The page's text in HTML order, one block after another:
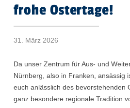
frohe Ostertage!
31. März 2026
Da unser Zentrum für Aus- und
Nürnberg, also in Franken, ansässig
euch anlässlich des bevorstehenden
ganz besondere regionale Tradition